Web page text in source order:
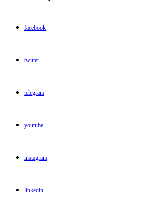
facebook
twitter
telegram
youtube
instagram
linkedin